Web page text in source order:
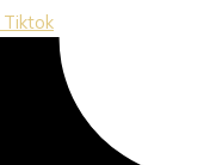
Tiktok